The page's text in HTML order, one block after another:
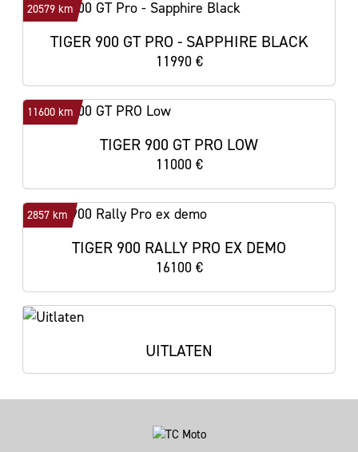
20579 km
TIGER 900 GT PRO - SAPPHIRE BLACK
11990 €
11600 km
TIGER 900 GT PRO LOW
11000 €
2857 km
TIGER 900 RALLY PRO EX DEMO
16100 €
UITLATEN